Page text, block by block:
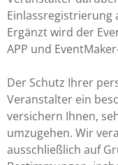
Einlassregistrierung
Ergänzt wird der
APP und
Der Schutz Ihrer
Veranstalter ein
versichern Ihnen,
umzugehen. Wir
ausschließlich auf